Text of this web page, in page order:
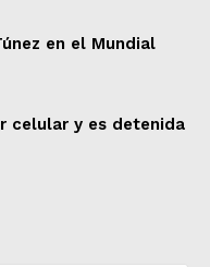
en el Mundial
celular y es detenida